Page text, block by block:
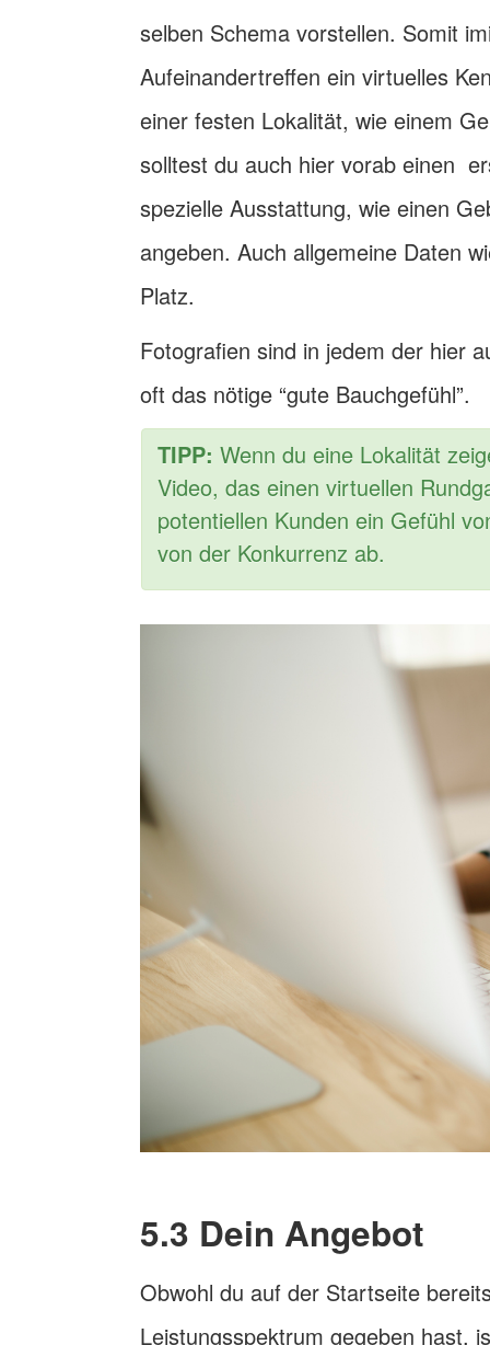
selben Schema vorstellen. Somit
Aufeinandertreffen ein virtuelles
einer festen Lokalität, wie einem
solltest du auch hier vorab einen
spezielle Ausstattung, wie einen
angeben. Auch allgemeine Daten
Platz.
Fotografien sind in jedem der hier
oft das nötige “gute Bauchgefühl”.
TIPP: Wenn du eine Lokalität
Video, das einen virtuellen
potentiellen Kunden ein Gefühl
von der Konkurrenz ab.
5.3 Dein Angebot
Obwohl du auf der Startseite
Leistungsspektrum gegeben hast,